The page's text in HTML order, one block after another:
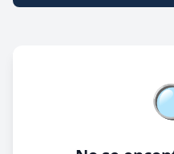
🔍
Modalidad de trabajo